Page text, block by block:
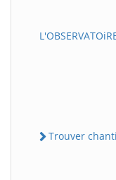
Trouver